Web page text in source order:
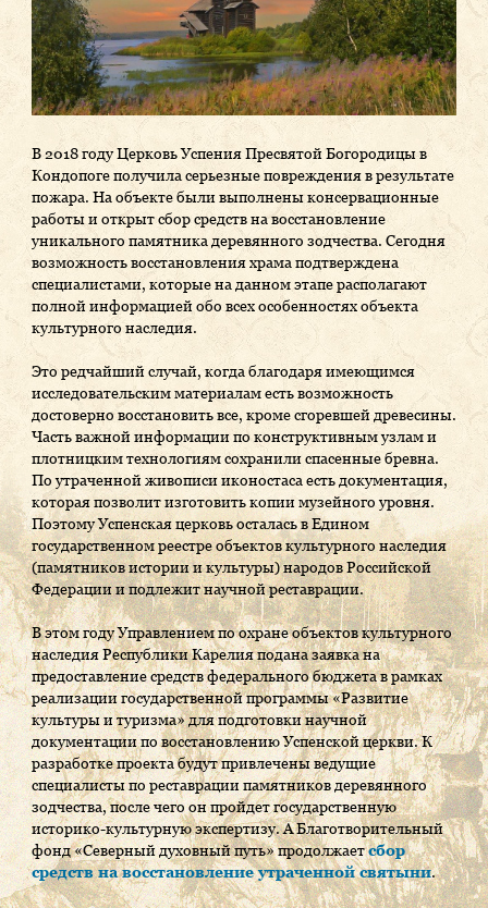
В 2018 году Церковь Успения Пресвятой Богородицы в
Кондопоге получила серьезные повреждения в результате
пожара. На объекте были выполнены консервационные
работы и открыт сбор средств на восстановление
уникального памятника деревянного зодчества. Сегодня
возможность восстановления храма подтверждена
специалистами, которые на данном этапе располагают
полной информацией обо всех особенностях объекта
культурного наследия.
Это редчайший случай, когда благодаря имеющимся
исследовательским материалам есть возможность
достоверно восстановить все, кроме сгоревшей древесины.
Часть важной информации по конструктивным узлам и
плотницким технологиям сохранили спасенные бревна.
По утраченной живописи иконостаса есть документация,
которая позволит изготовить копии музейного уровня.
Поэтому Успенская церковь осталась в Едином
государственном реестре объектов культурного наследия
(памятников истории и культуры) народов Российской
Федерации и подлежит научной реставрации.
В этом году Управлением по охране объектов культурного
наследия Республики Карелия подана заявка на
предоставление средств федерального бюджета в рамках
реализации государственной программы «Развитие
культуры и туризма» для подготовки научной
документации по восстановлению Успенской церкви. К
разработке проекта будут привлечены ведущие
специалисты по реставрации памятников деревянного
зодчества, после чего он пройдет государственную
историко-культурную экспертизу. А Благотворительный
фонд «Северный духовный путь» продолжаетсбор
средств на восстановление утраченной святыни.